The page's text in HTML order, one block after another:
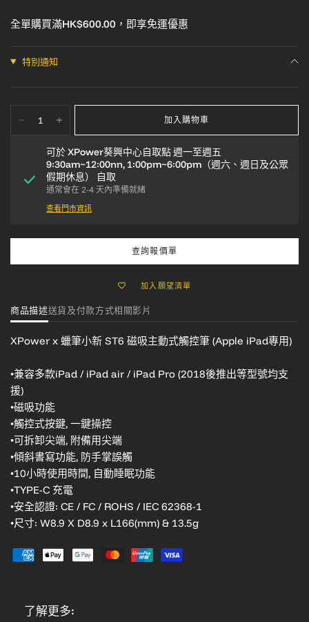
全單購買滿HK$600.00，即享免運優惠
特別通知
加入購物車
可於XPower葵興中心自取點 週一至週五
9:30am~12:00nn, 1:00pm~6:00pm（週六、週日及公眾
假期休息）
自取
通常會在 2-4 天內準備就緒
查看門市資訊
查詢報價單
加入願望清單
商品描述送貨及付款方式相關影片
XPower x 蠟筆小新 ST6 磁吸主動式觸控筆 (Apple iPad專用)
•兼容多款iPad / iPad air / iPad Pro (2018後推出等型號均支
援)
•磁吸功能
•觸控式按鍵, 一鍵操控
•可拆卸尖端, 附備用尖端
•傾斜書寫功能, 防手掌誤觸
•10小時使用時間, 自動睡眠功能
•TYPE-C 充電
•安全認證: CE / FC / ROHS / IEC 62368-1
•尺寸: W8.9 X D8.9 x L166(mm) & 13.5g
了解更多: